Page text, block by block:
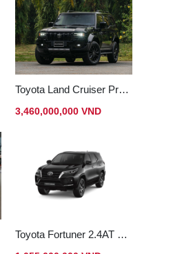
Toyota Land Cruiser Prado 250
3,460,000,000 VND
Toyota Fortuner 2.4AT Dầu 4x2